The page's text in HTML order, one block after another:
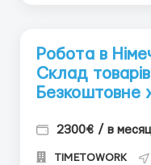
Робота в
Склад
Безкоштовне
2300€ / в
TIMETOWORK